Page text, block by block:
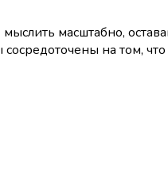
масштабно,
на том,